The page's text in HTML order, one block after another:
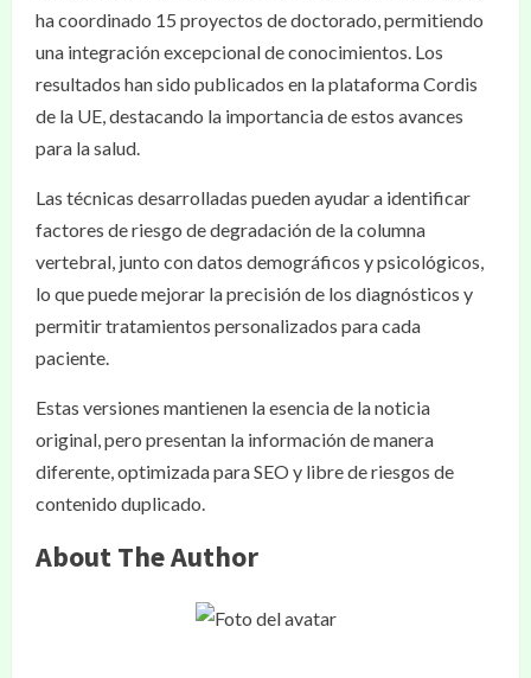
ha coordinado 15 proyectos de doctorado, permitiendo
una integración excepcional de conocimientos. Los
resultados han sido publicados en la plataforma Cordis
de la UE, destacando la importancia de estos avances
para la salud.
Las técnicas desarrolladas pueden ayudar a identificar
factores de riesgo de degradación de la columna
vertebral, junto con datos demográficos y psicológicos,
lo que puede mejorar la precisión de los diagnósticos y
permitir tratamientos personalizados para cada
paciente.
Estas versiones mantienen la esencia de la noticia
original, pero presentan la información de manera
diferente, optimizada para SEO y libre de riesgos de
contenido duplicado.
About The Author